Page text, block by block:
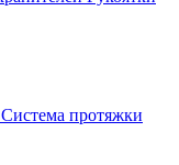
Система протяжки